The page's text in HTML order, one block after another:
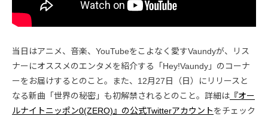
当日はアニメ、音楽、YouTubeをこよなく愛すVaundyが、リス
ナーにオススメのエンタメを紹介する「Hey!Vaundy」のコーナ
ーをお届けするとのこと。また、12月27日（日）にリリースと
なる新曲「世界の秘密」も初解禁されるとのこと。詳細は 『オー
ルナイトニッポン0(ZERO)』の公式Twitterアカウントをチェック